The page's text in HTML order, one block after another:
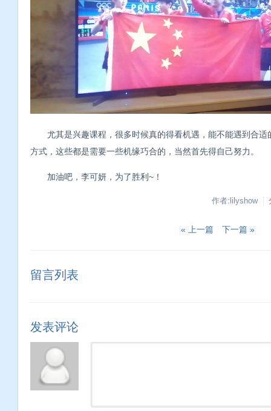
尤其是兴趣课程，很多时候真的得看机遇，能不能遇到合
方式，这些都是需要一些机缘巧合的，当然首先得自己努力。
加油吧，李可妍，为了胜利~！
作者:lilyshow
« 上一篇 下一篇 »
留言列表
发表评论